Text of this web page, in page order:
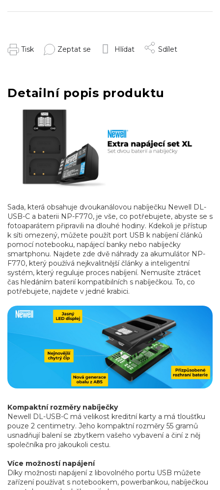
Tisk Zeptat se Hlídat Sdílet
Detailní popis produktu
Sada, která obsahuje dvoukanálovou nabíječku Newell DL-
USB-C a baterii NP-F770, je vše, co potřebujete, abyste se s
fotoaparátem připravili na dlouhé hodiny. Kdekoli je přístup
k síti omezený, můžete použít port USB k nabíjení článků
pomocí notebooku, napájecí banky nebo nabíječky
smartphonu. Najdete zde dvě náhrady za akumulátor NP-
F770, který používá nejkvalitnější články a inteligentní
systém, který reguluje proces nabíjení. Nemusíte ztrácet
čas hledáním baterií kompatibilních s nabíječkou. To, co
potřebujete, najdete v jedné krabici.
Kompaktní rozměry nabíječky
Newell DL-USB-C má velikost kreditní karty a má tloušťku
pouze 2 centimetry. Jeho kompaktní rozměry 55 gramů
usnadňují balení se zbytkem vašeho vybavení a činí z něj
společníka pro jakoukoli cestu.
Více možností napájení
Díky možnosti napájení z libovolného portu USB můžete
zařízení používat s notebookem, powerbankou, nabíječkou